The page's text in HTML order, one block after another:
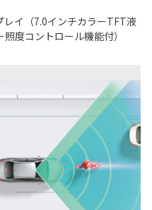
レイ（7.0インチカラーTFT液
度コントロール機能付）